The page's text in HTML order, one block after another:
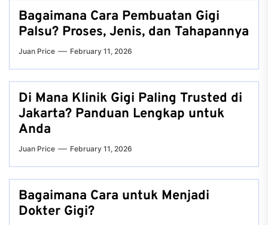
Bagaimana Cara Pembuatan Gigi
Palsu? Proses, Jenis, dan Tahapannya
Juan Price February 11, 2026
Di Mana Klinik Gigi Paling Trusted di
Jakarta? Panduan Lengkap untuk
Anda
Juan Price February 11, 2026
Bagaimana Cara untuk Menjadi
Dokter Gigi?